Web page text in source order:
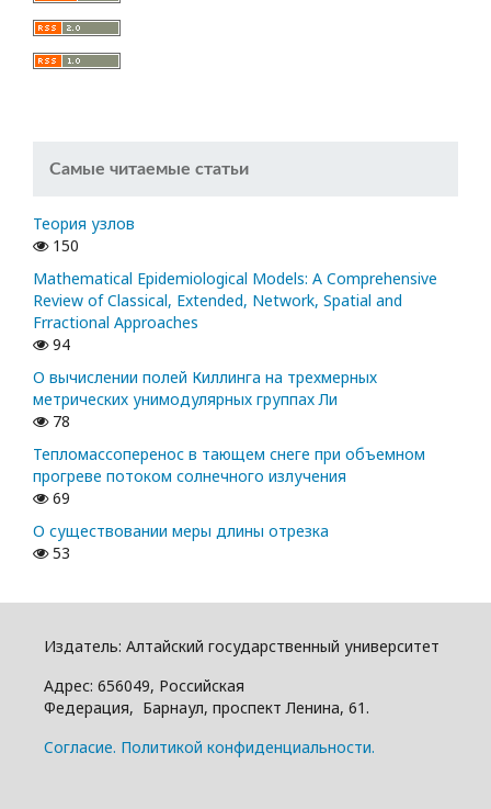
Самые читаемые статьи
Теория узлов
150
Mathematical Epidemiological Models: A Comprehensive
Review of Classical, Extended, Network, Spatial and
Frractional Approaches
94
О вычислении полей Киллинга на трехмерных
метрических унимодулярных группах Ли
78
Тепломассоперенос в тающем снеге при объемном
прогреве потоком солнечного излучения
69
О существовании меры длины отрезка
53
Издатель: Алтайский государcтвенный университет
Адрес: 656049, Российская
Федерация, Барнаул, проспект Ленина, 61.
Cогласие. Политикой конфиденциальности.